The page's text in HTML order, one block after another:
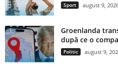
Sport august 9,
Groenlanda
după ce o
Politic august 9,